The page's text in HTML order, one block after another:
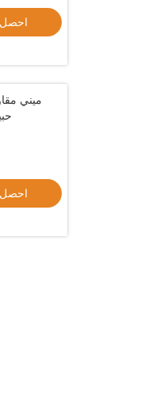
التلقائي كاشف الأشعة